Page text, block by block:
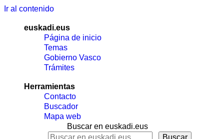
Ir al contenido
euskadi.eus
Página de inicio
Temas
Gobierno Vasco
Trámites
Herramientas
Contacto
Buscador
Mapa web
Buscar en euskadi.eus